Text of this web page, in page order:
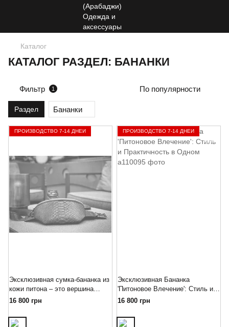
Каталог
КАТАЛОГ РАЗДЕЛ: БАНАНКИ
Фильтр 1 По популярности
Раздел Бананки
ПРОИЗВОДСТВО 7-14 ДНЕЙ
Эксклюзивная сумка-бананка из
кожи питона – это вершина
стиля и комфорта
16 800 грн
ПРОИЗВОДСТВО 7-14 ДНЕЙ
Эксклюзивная Бананка
'Питоновое Влечение': Стиль и
Практичность в Одном
16 800 грн